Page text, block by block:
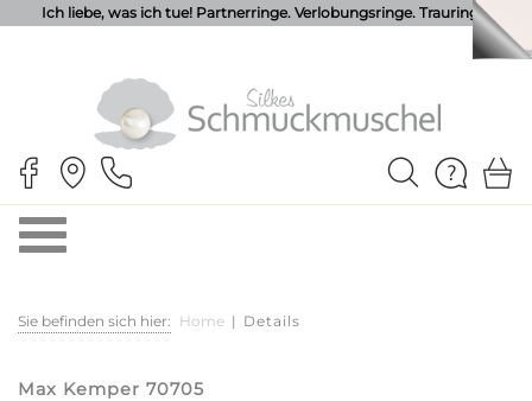
Ich liebe, was ich tue! Partnerringe. Verlobungsringe. Trauringe.
Sie befinden sich hier: Home | Details
Max Kemper 70705